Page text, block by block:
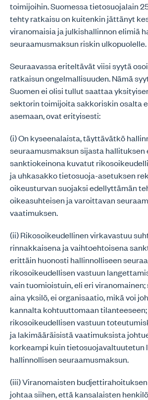
toimijoihin. Suomessa tietosuojalain
tehty ratkaisu on kuitenkin jättänyt
viranomaisia ja julkishallinnon elimiä
seuraamusmaksun riskin ulkopuolelle.
Seuraavassa eriteltävät viisi syytä
ratkaisun ongelmallisuuden. Nämä
Suomen ei olisi tullut saattaa
sektorin toimijoita sakkoriskin osalta
asemaan, ovat erityisesti:
(i) On kyseenalaista, täyttävätkö
seuraamusmaksun sijasta hallituksen
sanktiokeinona kuvatut
ja uhkasakko tietosuoja-asetuksen
oikeusturvan suojaksi edellyttämän
oikeasuhteisen ja varoittavan
vaatimuksen.
(ii) Rikosoikeudellinen virkavastuu
rinnakkaisena ja vaihtoehtoisena
erittäin huonosti hallinnolliseen
rikosoikeudellisen vastuun
vain tuomioistuin, eli eri viranomainen;
aina yksilö, ei organisaatio, mikä voi
kannalta kohtuuttomaan tilanteeseen;
rikosoikeudellisen vastuun
ja lakimääräisistä vaatimuksista
korkeampi kuin tietosuojavaltuutetun
hallinnollisen seuraamusmaksun.
(iii) Viranomaisten
johtaa siihen, että kansalaisten